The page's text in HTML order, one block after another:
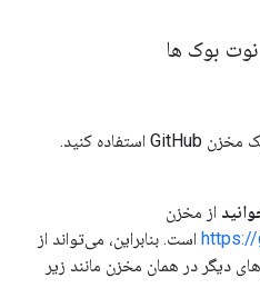
از پیوندهای نسبی بین فایل‌ها در یک مخزن GitHub استفاده کنید.
از مخزن
است. بنابراین، می‌تواند از
دیگر در همان مخزن مانند زیر